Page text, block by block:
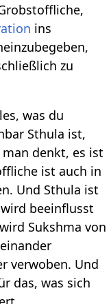
ins
zu
was du
Sthula ist,
denkt, es ist
ist auch in
Und Sthula ist
beeinflusst
Sukshma von
verwoben. Und
das, was sich